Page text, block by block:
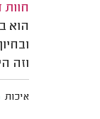
הוא
וזה
איכות